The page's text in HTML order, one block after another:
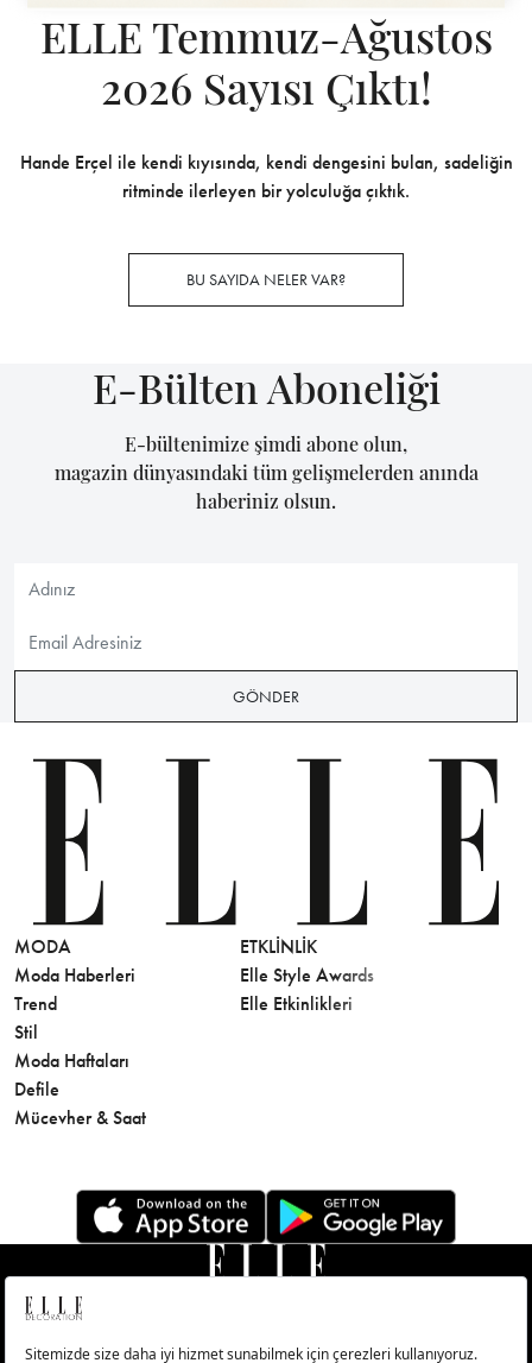
ELLE Temmuz-Ağustos
2026 Sayısı Çıktı!
Hande Erçel ile kendi kıyısında, kendi dengesini bulan, sadeliğin
ritminde ilerleyen bir yolculuğa çıktık.
BU SAYIDA NELER VAR?
E-Bülten Aboneliği
E-bültenimize şimdi abone olun,
magazin dünyasındaki tüm gelişmelerden anında
haberiniz olsun.
GÖNDER
MODA
Moda Haberleri
Trend
Stil
Moda Haftaları
Defile
Mücevher & Saat
ETKLINLIK
Elle Style Awards
Elle Etkinlikleri